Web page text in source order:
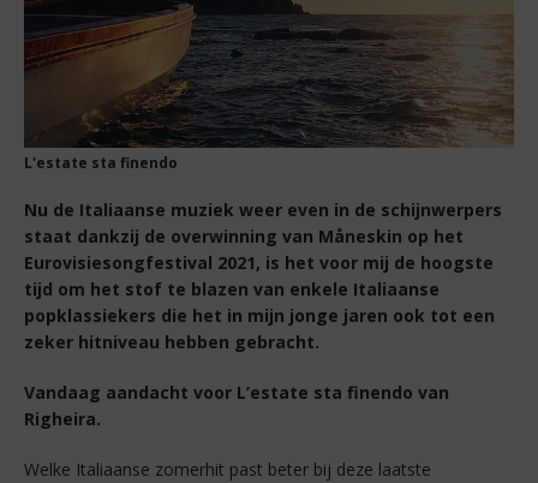
L'estate sta finendo
Nu de Italiaanse muziek weer even in de schijnwerpers
staat dankzij de overwinning van Måneskin op het
Eurovisiesongfestival 2021, is het voor mij de hoogste
tijd om het stof te blazen van enkele Italiaanse
popklassiekers die het in mijn jonge jaren ook tot een
zeker hitniveau hebben gebracht.
Vandaag aandacht voor L’estate sta finendo van
Righeira.
Welke Italiaanse zomerhit past beter bij deze laatste